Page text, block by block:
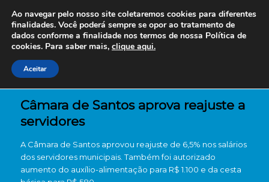
Câmara de Santos aprova reajuste a
servidores
A Câmara de Santos aprovou reajuste de 6,5% nos salários
dos servidores municipais. Também foi autorizado
aumento do auxílio-alimentação para R$ 1.100 e da cesta
Ao navegar pelo nosso site coletaremos cookies para diferentes
finalidades. Você poderá sempre se opor ao tratamento de
dados conforme a finalidade nos termos de nossa Política de
cookies. Para saber mais, clique aqui.
Aceitar